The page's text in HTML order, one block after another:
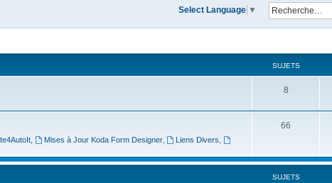
Select Language ▼
SUJETS
8
, Mises à Jour Koda Form Designer, Liens Divers
66
SUJETS